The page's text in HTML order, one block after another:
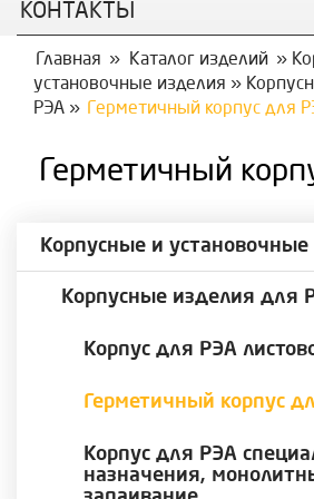
КОНТАКТЫ
Главная » Каталог изделий »
установочные изделия »
РЭА » Герметичный корпус для
Герметичный
Корпусные и установочные
Корпусные изделия для
Корпус для РЭА
Герметичный корпус
Корпус для РЭА
назначения,